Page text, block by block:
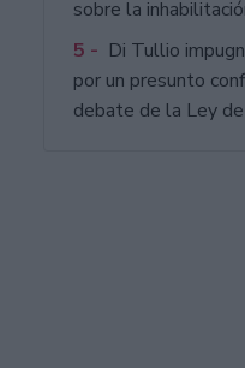
sobre la
5 - Di Tullio
por un presunto
debate de la Ley